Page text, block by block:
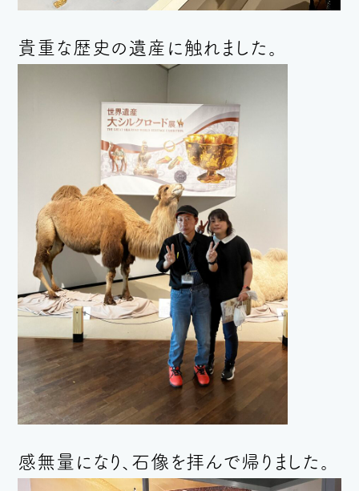
貴重な歴史の遺産に触れました。
感無量になり、石像を拝んで帰りました。